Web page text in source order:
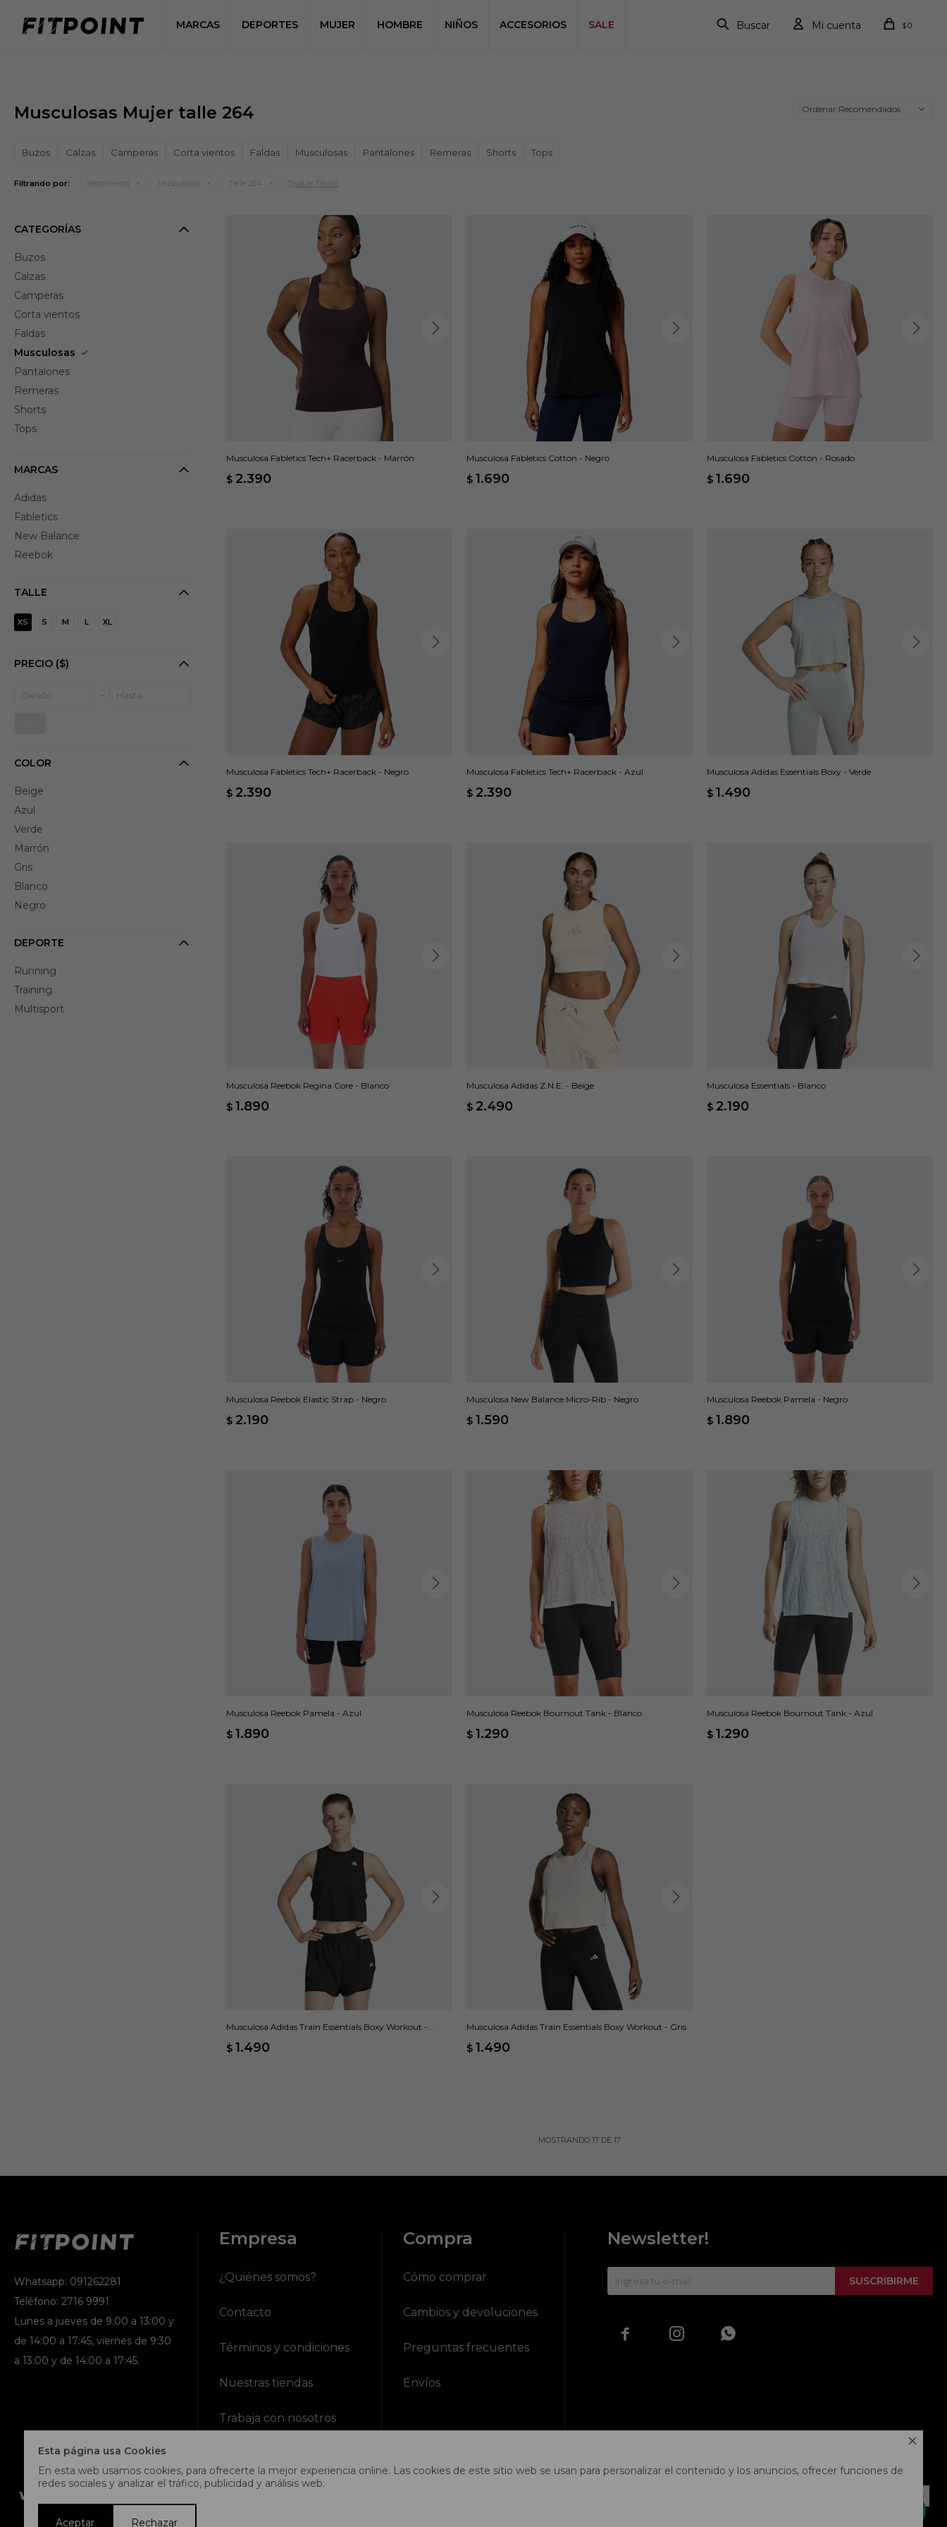

Esta página usa Cookies
En esta web usamos cookies, para ofrecerte la mejor experiencia online. Las cookies de este sitio web se usan para personalizar el contenido y los anuncios, ofrecer funciones de
redes sociales y analizar el tráfico, publicidad y análisis web.
Aceptar Rechazar
MARCAS DEPORTES MUJER HOMBRE NIÑOS ACCESORIOS SALE $0
Musculosas Mujer talle 264 Recomendados
Buzos Calzas Camperas Corta vientos Faldas Musculosas Pantalones Remeras Shorts Tops
Filtrando por: Vestimenta Musculosas Talle 264 Quitar filtros
Musculosa Fabletics Tech+ Racerback - Marrón
$ 2.390
Musculosa Fabletics Cotton - Negro
$ 1.690
Musculosa Fabletics Cotton - Rosado
$ 1.690
Musculosa Fabletics Tech+ Racerback - Negro
$ 2.390
Musculosa Fabletics Tech+ Racerback - Azul
$ 2.390
Musculosa Adidas Essentials Boxy - Verde
$ 1.490
Musculosa Reebok Regina Core - Blanco
$ 1.890
Musculosa Adidas Z.N.E. - Beige
$ 2.490
Musculosa Essentials - Blanco
$ 2.190
Musculosa Reebok Elastic Strap - Negro
$ 2.190
Musculosa New Balance Micro-Rib - Negro
$ 1.590
Musculosa Reebok Pamela - Negro
$ 1.890
Musculosa Reebok Pamela - Azul
$ 1.890
Musculosa Reebok Bournout Tank - Blanco
$ 1.290
Musculosa Reebok Bournout Tank - Azul
$ 1.290
Musculosa Adidas Train Essentials Boxy Workout -
$ 1.490
Musculosa Adidas Train Essentials Boxy Workout - Gris
$ 1.490
MOSTRANDO 17DE 17
CATEGORÍAS
Buzos
Calzas
Camperas
Corta vientos
Faldas
Musculosas
Pantalones
Remeras
Shorts
Tops
MARCAS
Adidas
Fabletics
New Balance
Reebok
TALLE
XS S M L XL
PRECIO ($)
COLOR
Beige
Azul
Verde
Marrón
Gris
Blanco
Negro
DEPORTE
Running
Training
Multisport
Whatsapp: 091262281
Teléfono: 2716 9991
Lunes a jueves de 9:00 a 13:00 y
de 14:00 a 17:45, viernes de 9:30
a 13:00 y de 14:00 a 17:45.
Empresa
¿Quiénes somos?
Contacto
Términos y condiciones
Nuestras tiendas
Trabaja con nosotros
Compra
Cómo comprar
Cambios y devoluciones
Preguntas frecuentes
Envíos
Newsletter!
SUSCRIBIRME
  